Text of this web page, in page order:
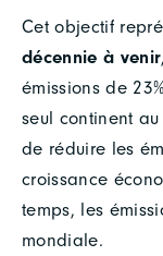
Cet objectif
décennie à venir
émissions de
seul continent
de réduire les
croissance
temps, les
mondiale.